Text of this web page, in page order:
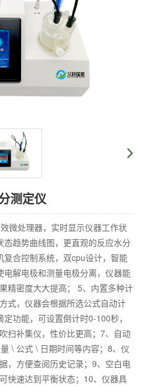
测定仪
微处理器，实时显示仪器工作状
趋势曲线图，更直观的反应水分
合控制系统，双cpu设计，智能
解电极和测量电极分离，仪器能
精密度大大提高； 5、内置多种计
式，仪器会根据所选公式自动计
功能，可设置倒计时0-100秒，
扫补集仪，性价比更高；7、自动
\ 公式 \ 日期时间等内容；8、仪
，方便查阅历史记录；9、空白电
快速达到平衡状态；10、仪器具